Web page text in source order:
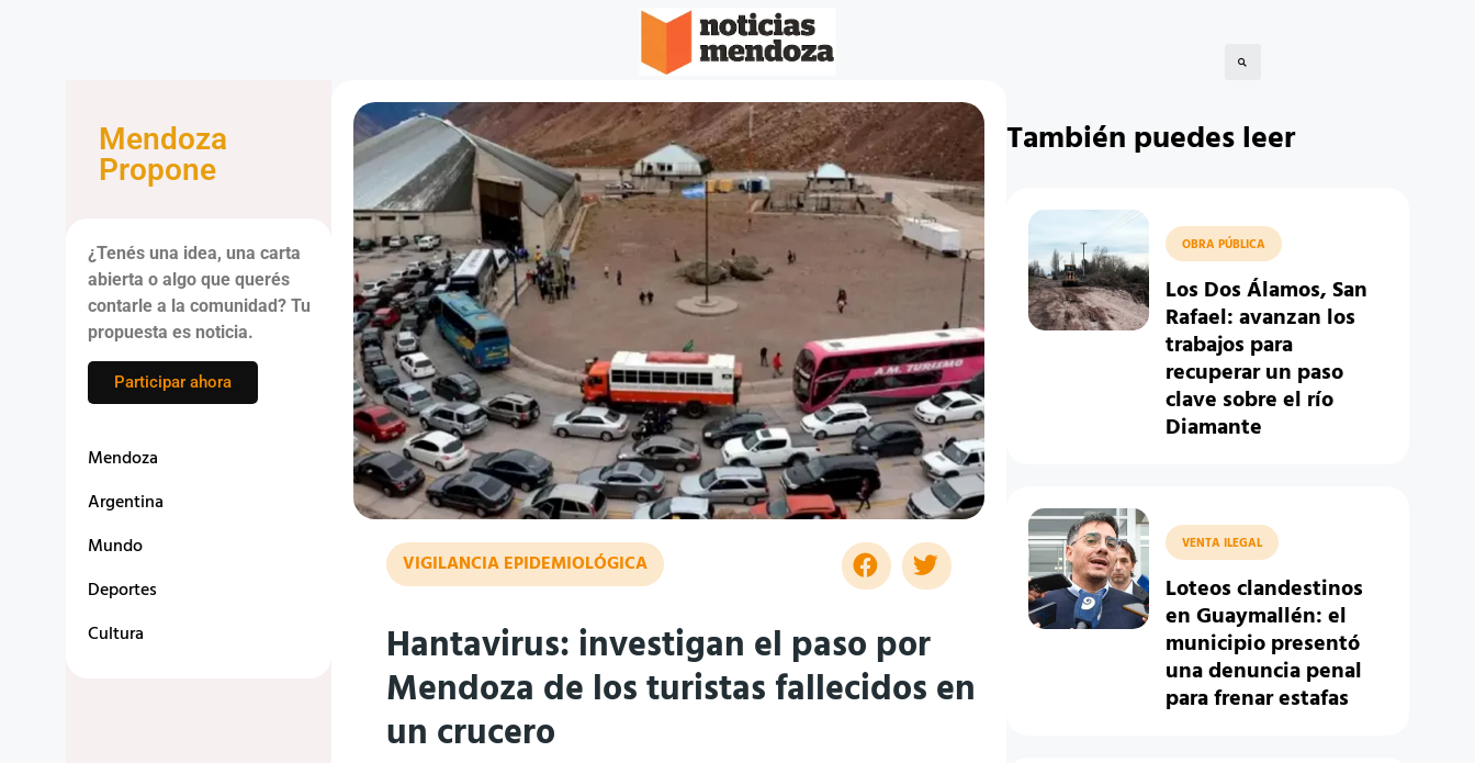
Mendoza
Propone
¿Tenés una idea, una carta
abierta o algo que querés
contarle a la comunidad? Tu
propuesta es noticia.
Participar ahora
Mendoza
Argentina
Mundo
Deportes
Cultura
VIGILANCIA EPIDEMIOLÓGICA
Hantavirus: investigan el paso por
Mendoza de los turistas fallecidos en
un crucero
También puedes leer
OBRA PÚBLICA
Los Dos Álamos, San
Rafael: avanzan los
trabajos para
recuperar un paso
clave sobre el río
Diamante
VENTA ILEGAL
Loteos clandestinos
en Guaymallén: el
municipio presentó
una denuncia penal
para frenar estafas